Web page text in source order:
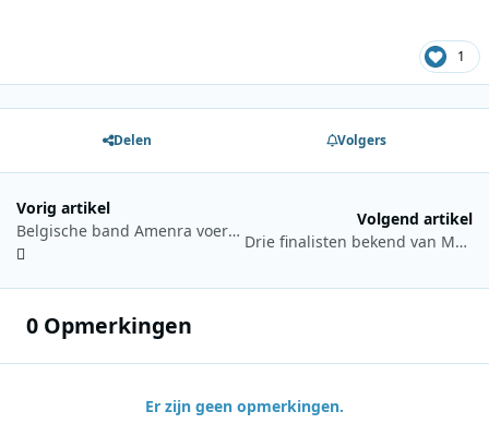
1
Delen Volgers
Vorig artikel
Belgische band Amenra voert opnieuw De Zwaarste Lijst aan
Volgend artikel
Drie finalisten bekend van MNM Start to dj 2026
0 Opmerkingen
Er zijn geen opmerkingen.